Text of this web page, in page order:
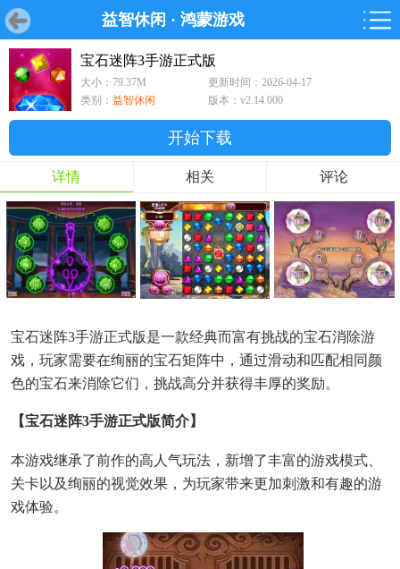
益智休闲 · 鸿蒙游戏
首页 游戏 软件 鸿蒙游戏
首页 游戏 软件 鸿蒙
游戏
鸿蒙
软件
专题
宝石迷阵3手游正式版
大小：79.37M
更新时间：2026-04-17
类别： 益智休闲 版本：v2.14.000
开始下载
详情 相关 评论
宝石迷阵3手游正式版是一款经典而富有挑战的宝石消除游
戏，玩家需要在绚丽的宝石矩阵中，通过滑动和匹配相同颜
色的宝石来消除它们，挑战高分并获得丰厚的奖励。
【宝石迷阵3手游正式版简介】
本游戏继承了前作的高人气玩法，新增了丰富的游戏模式、
关卡以及绚丽的视觉效果，为玩家带来更加刺激和有趣的游
戏体验。